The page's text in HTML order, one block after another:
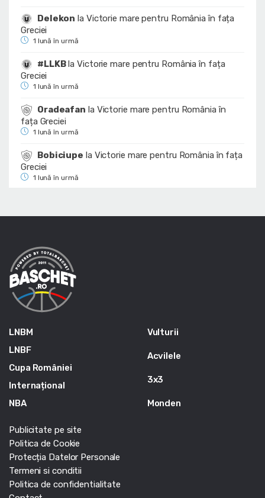
Delekon la Victorie mare pentru România în fața
Greciei
1 lună în urmă
#LLKBlaVictorie mare pentru România în fața
Greciei
1 lună în urmă
Oradeafan la Victorie mare pentru România în
fața Greciei
1 lună în urmă
Bobiciupe la Victorie mare pentru România în fața
Greciei
1 lună în urmă
LNBM
LNBF
Cupa României
Internațional
NBA
Vulturii
Acvilele
3x3
Monden
Publicitate pe site
Politica de Cookie
Protecția Datelor Personale
Termeni si conditii
Politica de confidentialitate